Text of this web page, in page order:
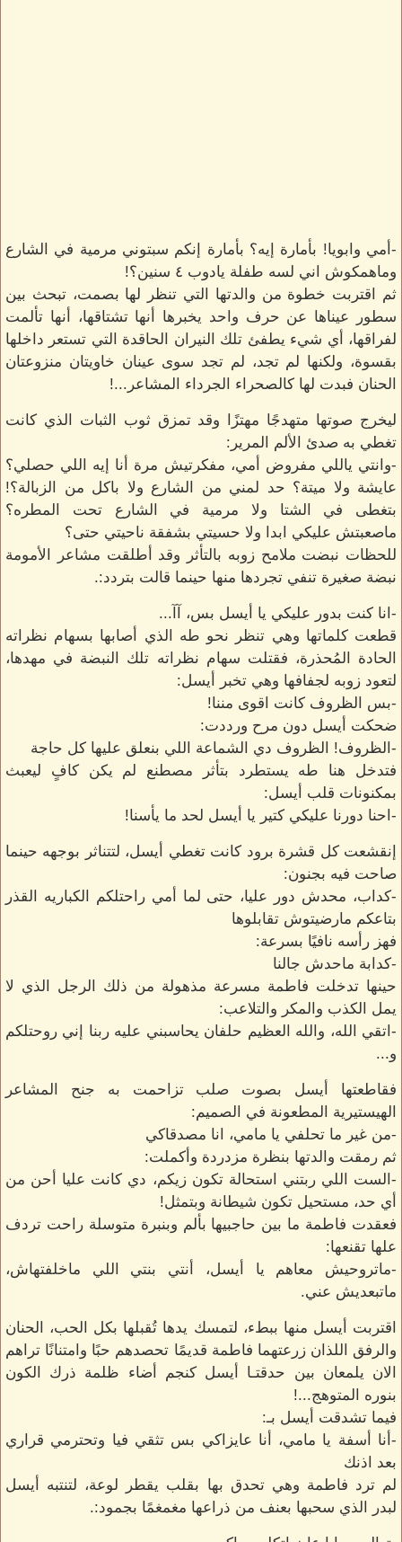
-أمي وابويا! بأمارة إيه؟ بأمارة إنكم سبتوني مرمية في الشارع
وماهمكوش اني لسه طفلة يادوب ٤ سنين؟!
ثم اقتربت خطوة من والدتها التي تنظر لها بصمت، تبحث بين
سطور عيناها عن حرف واحد يخبرها أنها تشتاقها، أنها تألمت
لفراقها، أي شيء يطفئ تلك النيران الحاقدة التي تستعر داخلها
بقسوة، ولكنها لم تجد، لم تجد سوى عينان خاويتان منزوعتان
الحنان فبدت لها كالصحراء الجرداء المشاعر...!
ليخرج صوتها متهدجًا مهتزًا وقد تمزق ثوب الثبات الذي كانت
تغطي به صدئ الألم المرير:
-وانتي ياللي مفروض أمي، مفكرتيش مرة أنا إيه اللي حصلي؟
عايشة ولا ميتة؟ حد لمني من الشارع ولا باكل من الزبالة؟!
بتغطى في الشتا ولا مرمية في الشارع تحت المطره؟
ماصعبتش عليكي ابدا ولا حسيتي بشفقة ناحيتي حتى؟
للحظات نبضت ملامح زوبه بالتأثر وقد أطلقت مشاعر الأمومة
نبضة صغيرة تنفي تجردها منها حينما قالت بتردد:.
-انا كنت بدور عليكي يا أيسل بس، آآ...
قطعت كلماتها وهي تنظر نحو طه الذي أصابها بسهام نظراته
الحادة المُحذرة، فقتلت سهام نظراته تلك النبضة في مهدها،
لتعود زوبه لجفافها وهي تخبر أيسل:
-بس الظروف كانت اقوى مننا!
ضحكت أيسل دون مرح ورددت:
-الظروف! الظروف دي الشماعة اللي بنعلق عليها كل حاجة
فتدخل هنا طه يستطرد بتأثر مصطنع لم يكن كافٍ ليعبث
بمكنونات قلب أيسل:
-احنا دورنا عليكي كتير يا أيسل لحد ما يأسنا!
إنقشعت كل قشرة برود كانت تغطي أيسل، لتتناثر بوجهه حينما
صاحت فيه بجنون:
-كداب، محدش دور عليا، حتى لما أمي راحتلكم الكباريه القذر
بتاعكم مارضيتوش تقابلوها
فهز رأسه نافيًا بسرعة:
-كدابة ماحدش جالنا
حينها تدخلت فاطمة مسرعة مذهولة من ذلك الرجل الذي لا
يمل الكذب والمكر والتلاعب:
-اتقي الله، والله العظيم حلفان يحاسبني عليه ربنا إني روحتلكم
و...
فقاطعتها أيسل بصوت صلب تزاحمت به جنح المشاعر
الهيستيرية المطعونة في الصميم:
-من غير ما تحلفي يا مامي، انا مصدقاكي
ثم رمقت والدتها بنظرة مزدردة وأكملت:
-الست اللي ربتني استحالة تكون زيكم، دي كانت عليا أحن من
أي حد، مستحيل تكون شيطانة وبتمثل!
فعقدت فاطمة ما بين حاجبيها بألم وبنبرة متوسلة راحت تردف
علها تقنعها:
-ماتروحيش معاهم يا أيسل، أنتي بنتي اللي ماخلفتهاش،
ماتبعديش عني.
اقتربت أيسل منها ببطء، لتمسك يدها تُقبلها بكل الحب، الحنان
والرفق اللذان زرعتهما فاطمة قديمًا تحصدهم حبًا وامتنانًا تراهم
الان يلمعان بين حدقتـا أيسل كنجم أضاء ظلمة ذرك الكون
بنوره المتوهج...!
فيما تشدقت أيسل بـ:
-أنا أسفة يا مامي، أنا عايزاكي بس تثقي فيا وتحترمي قراري
بعد اذنك
لم ترد فاطمة وهي تحدق بها بقلب يقطر لوعة، لتنتبه أيسل
لبدر الذي سحبها بعنف من ذراعها مغمغمًا بجمود:.